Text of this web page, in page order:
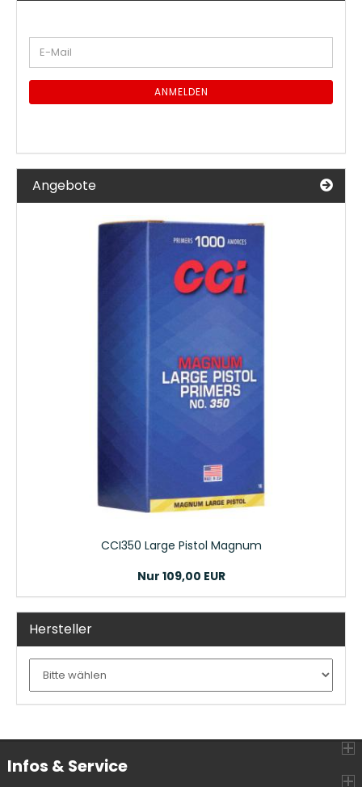
WEITER
ZUR
NEWSLETTER-
ANMELDUNG
E-
Mail
ANMELDEN
Angebote
CCI350 Large Pistol Magnum
Nur 109,00 EUR
Hersteller
Infos & Service